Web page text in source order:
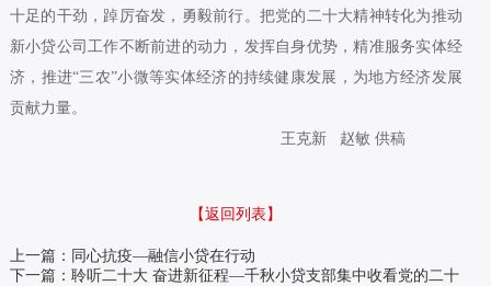
十足的干劲，踔厉奋发，勇毅前行。把党的二十大精神转化为推动
新小贷公司工作不断前进的动力，发挥自身优势，精准服务实体经
济，推进“三农”小微等实体经济的持续健康发展，为地方经济发展
贡献力量。
王克新 赵敏 供稿
【返回列表】
上一篇：同心抗疫—融信小贷在行动
下一篇：聆听二十大 奋进新征程—千秋小贷支部集中收看党的二十